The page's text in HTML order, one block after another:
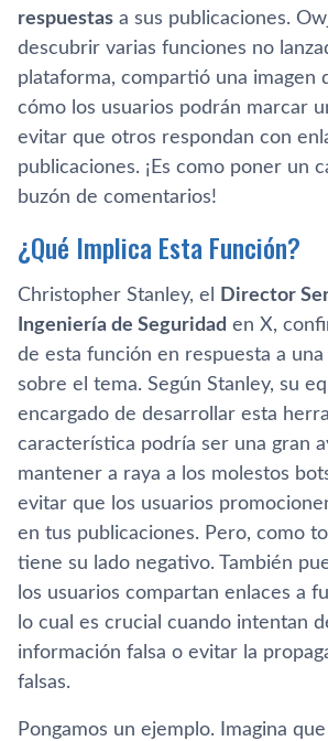
respuestas a sus publicaciones.
descubrir varias funciones no
plataforma, compartió una imagen
cómo los usuarios podrán marcar
evitar que otros respondan con
publicaciones. ¡Es como poner un
buzón de comentarios!
¿Qué Implica Esta Función?
Christopher Stanley, el
Director
Ingeniería de Seguridad en X,
de esta función en respuesta a
sobre el tema. Según Stanley, su
encargado de desarrollar esta
característica podría ser una gran
mantener a raya a los molestos
evitar que los usuarios
en tus publicaciones. Pero, como
tiene su lado negativo. También
los usuarios compartan enlaces a
lo cual es crucial cuando intentan
información falsa o evitar la
falsas.
Pongamos un ejemplo. Imagina